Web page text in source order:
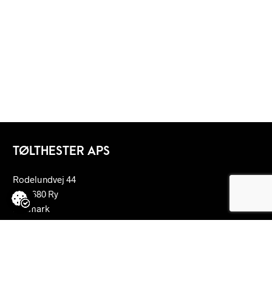
TØLTHESTER APS
Rodelundvej 44
DK-8680 Ry
Denmark